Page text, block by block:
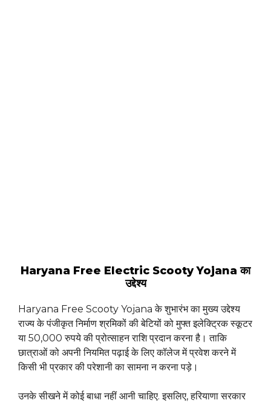
Haryana Free Electric Scooty Yojana का
उद्देश्य
Haryana Free Scooty Yojana के शुभारंभ का मुख्य उद्देश्य
राज्य के पंजीकृत निर्माण श्रमिकों की बेटियों को मुफ्त इलेक्ट्रिक स्कूटर
या 50,000 रुपये की प्रोत्साहन राशि प्रदान करना है। ताकि
छात्राओं को अपनी नियमित पढ़ाई के लिए कॉलेज में प्रवेश करने में
किसी भी प्रकार की परेशानी का सामना न करना पड़े।
उनके सीखने में कोई बाधा नहीं आनी चाहिए. इसलिए, हरियाणा सरकार